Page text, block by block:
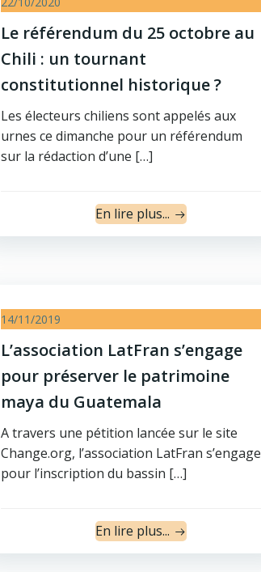
Le référendum du 25 octobre au
Chili : un tournant
constitutionnel historique ?
Les électeurs chiliens sont appelés aux
urnes ce dimanche pour un référendum
sur la rédaction d’une […]
En lire plus...
14/11/2019
L’association LatFran s’engage
pour préserver le patrimoine
maya du Guatemala
A travers une pétition lancée sur le site
Change.org, l’association LatFran s’engage
pour l’inscription du bassin […]
En lire plus...